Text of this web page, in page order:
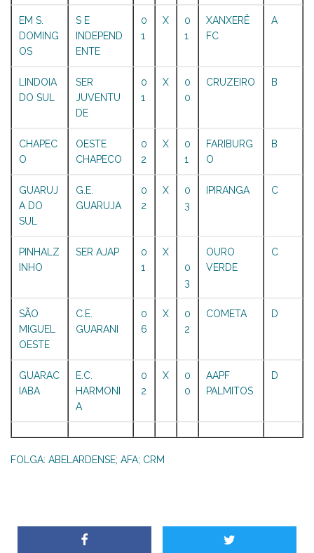
EM S.
DOMING
OS
S E
INDEPEND
ENTE
0
1
X
0
1
XANXERÊ
FC
A
LINDOIA
DO SUL
SER
JUVENTU
DE
0
1
X
0
0
CRUZEIRO B
CHAPEC
O
OESTE
CHAPECO
0
2
X
0
1
FARIBURG
O
B
GUARUJ
A DO
SUL
G.E.
GUARUJA
0
2
X
0
3
IPIRANGA C
PINHALZ
INHO
SER AJAP
0
1
X
0
3
OURO
VERDE
C
SÃO
MIGUEL
OESTE
C.E.
GUARANI
0
6
X
0
2
COMETA D
GUARAC
IABA
E.C.
HARMONI
A
0
2
X
0
0
AAPF
PALMITOS
D
FOLGA: ABELARDENSE; AFA; CRM